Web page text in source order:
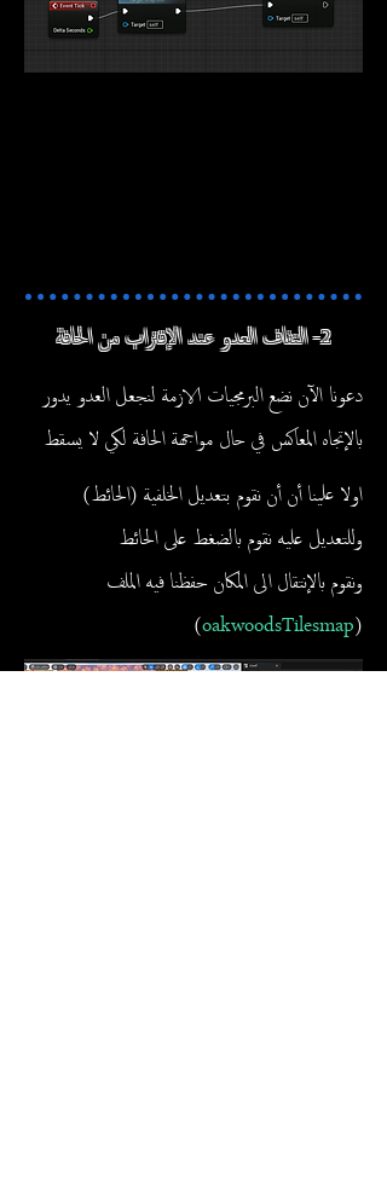
2- التفاف العدو عند الإقتراب من الحافة
دعونا الآن نضع البرمجيات الازمة لنجعل العدو يدور
بالإتجاه المعاكس في حال مواجهة الحافة لكي لا يسقط
اولا علينا أن أن نقوم بتعديل الخلفية (الحائط)
وللتعديل عليه نقوم بالضغط على الحائط
ونقوم بالإنتقال الى المكان حفظنا فيه الملف
(
oakwoodsTilesmap
)